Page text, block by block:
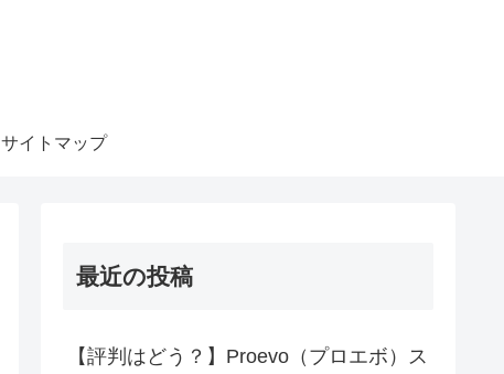
サイトマップ
最近の投稿
【評判はどう？】Proevo（プロエボ）ス